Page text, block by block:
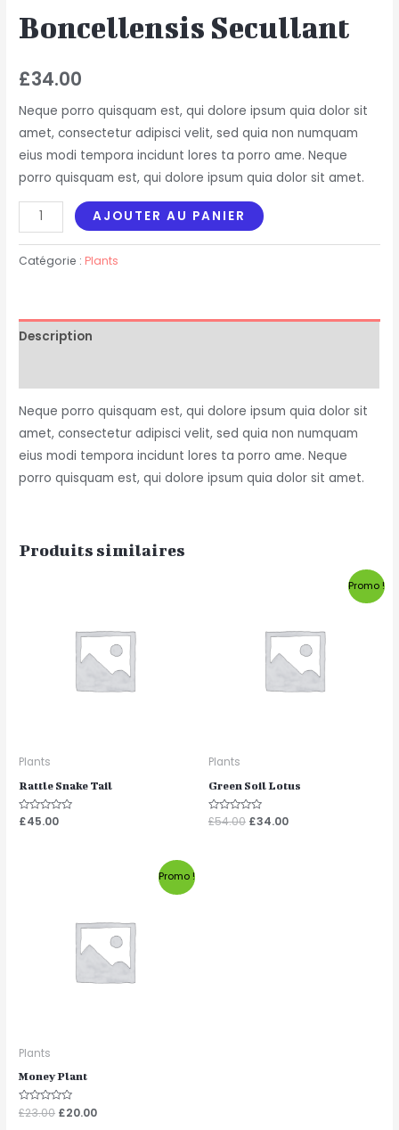
Boncellensis Secullant
£34.00
Neque porro quisquam est, qui dolore ipsum quia dolor sit
amet, consectetur adipisci velit, sed quia non numquam
eius modi tempora incidunt lores ta porro ame. Neque
porro quisquam est, qui dolore ipsum quia dolor sit amet.
AJOUTER AU PANIER
Catégorie : Plants
Description
Neque porro quisquam est, qui dolore ipsum quia dolor sit
amet, consectetur adipisci velit, sed quia non numquam
eius modi tempora incidunt lores ta porro ame. Neque
porro quisquam est, qui dolore ipsum quia dolor sit amet.
Produits similaires
Plants
Rattle Snake Tail
Note
£45.00
Promo !
Plants
Green Soil Lotus
Note
£54.00 £34.00
Promo !
Plants
Money Plant
Note
0
£23.00 £20.00